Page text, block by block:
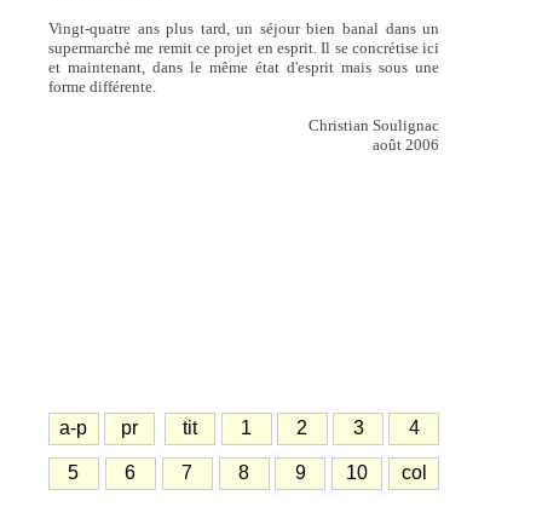
Vingt-quatre ans plus tard, un séjour bien banal dans un
supermarché me remit ce projet en esprit. Il se concrétise ici
et maintenant, dans le même état d'esprit mais sous une
forme différente.
Christian Soulignac
août 2006
a-p pr tit 1 2 3 4
5 6 7 8 9 10 col